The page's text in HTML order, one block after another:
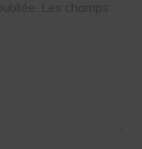
Les champs